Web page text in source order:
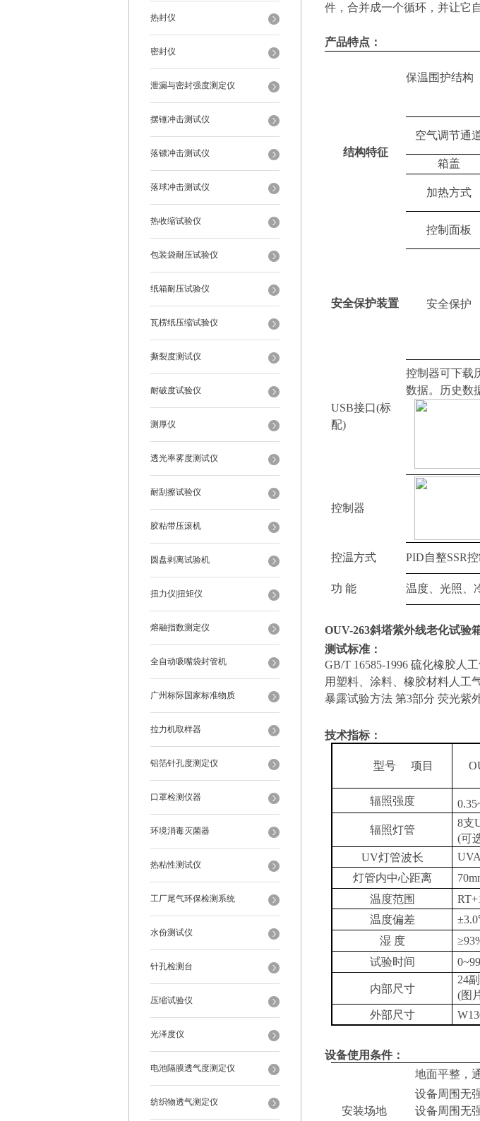
热封仪
密封仪
泄漏与密封强度测定仪
摆锤冲击测试仪
落镖冲击测试仪
落球冲击测试仪
热收缩试验仪
包装袋耐压试验仪
纸箱耐压试验仪
瓦楞纸压缩试验仪
撕裂度测试仪
耐破度试验仪
测厚仪
透光率雾度测试仪
耐刮擦试验仪
胶粘带压滚机
圆盘剥离试验机
扭力仪|扭矩仪
熔融指数测定仪
全自动吸嘴袋封管机
广州标际国家标准物质
拉力机取样器
铝箔针孔度测定仪
口罩检测仪器
环境消毒灭菌器
热粘性测试仪
工厂尾气环保检测系统
水份测试仪
针孔检测台
压缩试验仪
光泽度仪
电池隔膜透气度测定仪
纺织物透气测定仪
件，合并成一个循环，并让它
产品特点：
结构特征
保温围护结构
空气调节通
箱盖
加热方式
控制面板
安全保护装置 安全保护
USB接口(标
配)
控制器可下载
数据。历史数
控制器
控温方式 PID自整SSR控
功 能 温度、光照、
OUV-263斜塔紫外线老化试验
测试标准：
GB/T 16585-1996 硫化橡胶人
用塑料、涂料、橡胶材料人工
暴露试验方法 第3部分 荧光紫
技术指标：
型号 项目
辐照强度
辐照灯管
8支
(可
UV灯管波长
灯管内中心距离
温度范围
温度偏差
湿 度
试验时间
内部尺寸
24
(图
外部尺寸
设备使用条件：
安装场地
地面平整，
设备周围无
设备周围无